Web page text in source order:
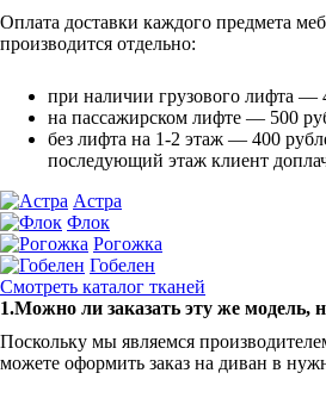
Оплата доставки каждого предмета
производится отдельно:
при наличии грузового лифта —
на пассажирском лифте — 500
без лифта на 1-2 этаж — 400
последующий этаж клиент
Астра
Флок
Рогожка
Гобелен
Смотреть каталог тканей
1.Можно ли заказать эту же модель,
Поскольку мы являемся
можете оформить заказ на диван в